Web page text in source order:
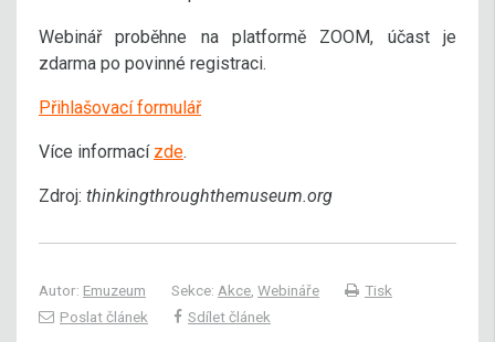
Webinář proběhne na platformě ZOOM, účast je
zdarma po povinné registraci.
Přihlašovací formulář
Více informací zde.
Zdroj: thinkingthroughthemuseum.org
Autor: Emuzeum Sekce: Akce, Webináře
Tisk
Poslat článek
Sdílet článek